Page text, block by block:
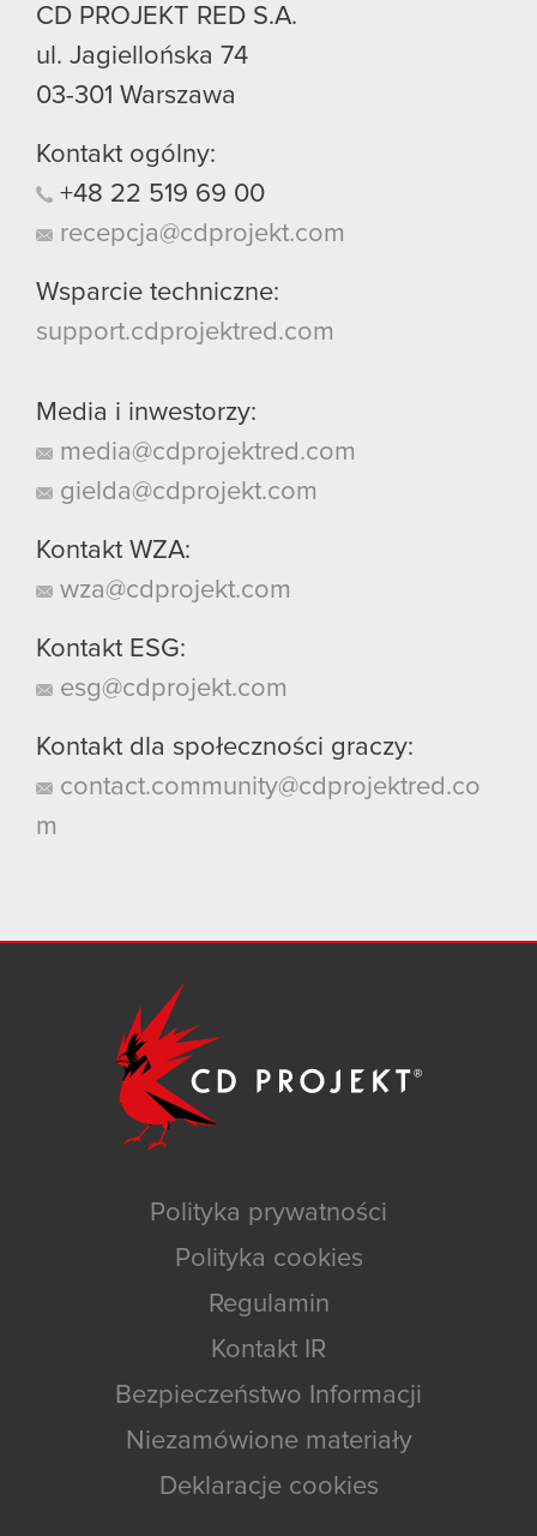
CD PROJEKT RED S.A.
ul. Jagiellońska 74
03-301 Warszawa
Kontakt ogólny:
+48 22 519 69 00
recepcja@cdprojekt.com
Wsparcie techniczne:
support.cdprojektred.com
Media i inwestorzy:
media@cdprojektred.com
gielda@cdprojekt.com
Kontakt WZA:
wza@cdprojekt.com
Kontakt ESG:
esg@cdprojekt.com
Kontakt dla społeczności graczy:
contact.community@cdprojektred.co
m
Polityka prywatności
Polityka cookies
Regulamin
Kontakt IR
Bezpieczeństwo Informacji
Niezamówione materiały
Deklaracje cookies